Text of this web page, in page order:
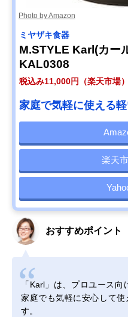
Photo by Amazon
ミヤザキ食器
M.STYLE Karl(カー
KAL0308
税込み11,000円（楽天市場）
家庭で気軽に使える
楽天
おすすめポイント
「Karl」は、プロユース向
家庭でも気軽に安心して
す。